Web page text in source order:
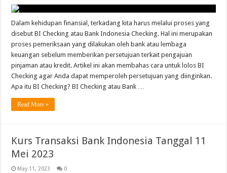
Dalam kehidupan finansial, terkadang kita harus melalui proses yang
disebut BI Checking atau Bank Indonesia Checking. Hal ini merupakan
proses pemeriksaan yang dilakukan oleh bank atau lembaga
keuangan sebelum memberikan persetujuan terkait pengajuan
pinjaman atau kredit. Artikel ini akan membahas cara untuk lolos BI
Checking agar Anda dapat memperoleh persetujuan yang diinginkan.
Apa itu BI Checking? BI Checking atau Bank …
Read More »
Kurs Transaksi Bank Indonesia Tanggal 11
Mei 2023
May 11, 2023 0